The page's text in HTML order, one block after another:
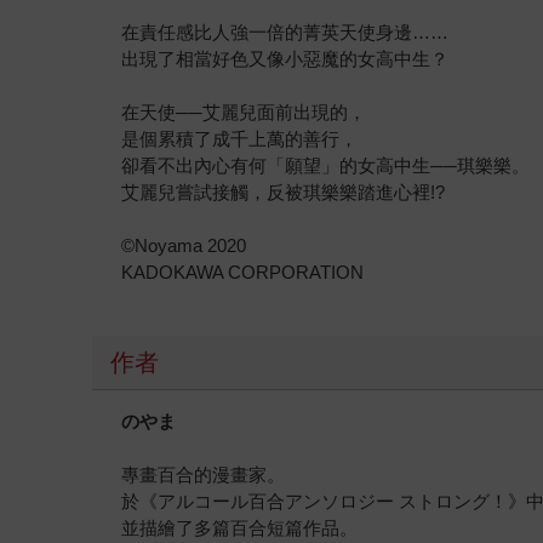
在責任感比人強一倍的菁英天使身邊……
出現了相當好色又像小惡魔的女高中生？
在天使──艾麗兒面前出現的，
是個累積了成千上萬的善行，
卻看不出內心有何「願望」的女高中生──琪樂樂。
艾麗兒嘗試接觸，反被琪樂樂踏進心裡!?
©Noyama 2020
KADOKAWA CORPORATION
作者
のやま
專畫百合的漫畫家。
於《アルコール百合アンソロジー ストロング！》中
並描繪了多篇百合短篇作品。